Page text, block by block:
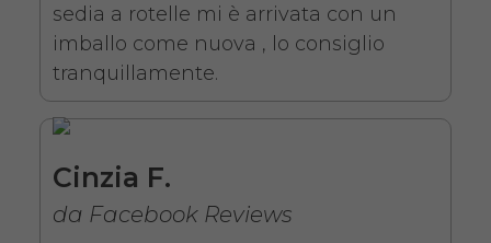
Noleggio sedia a rotelle seduta
43 cm con braccioli lunghi
estraibili e pedane elevabili
estraibili. Il noleggio minimo è
sedia a rotelle mi è arrivata con un
imballo come nuova , lo consiglio
tranquillamente.
Cinzia F.
da Facebook Reviews